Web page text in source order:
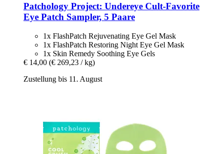
Patchology Project: Undereye Cult-​Favorite
Eye Patch Sampler, 5 Paare
1x FlashPatch Rejuvenating Eye Gel Mask
1x FlashPatch Restoring Night Eye Gel Mask
1x Skin Remedy Soothing Eye Gels
€ 14,00 (€ 269,23 / kg)
Zustellung bis 11. August